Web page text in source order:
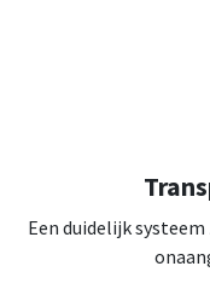
Een duidelijk